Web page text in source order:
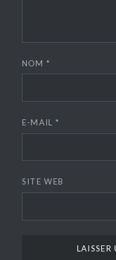
NOM*
E-MAIL *
SITE WEB